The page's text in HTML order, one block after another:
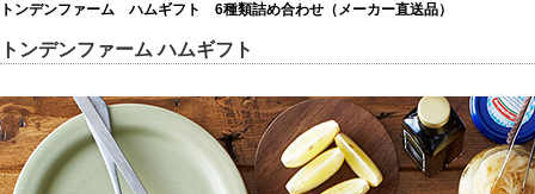
トンデンファーム ハムギフト 6種類詰め合わせ（メーカー直送品）
トンデンファーム ハムギフト